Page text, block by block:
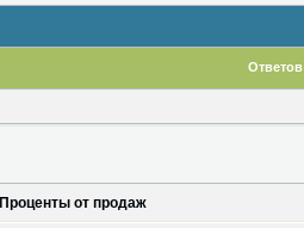
Ответов
Проценты от продаж